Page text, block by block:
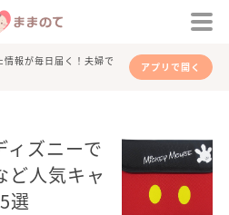
報が毎日届く！夫婦で
アプリで開く
ィズニーで
ど人気キャ
選